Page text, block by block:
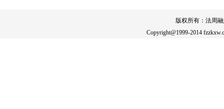
版权所有：法周
Copyright@1999-2014